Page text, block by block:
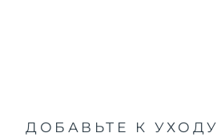
ДОБАВЬТЕ К УХОДУ